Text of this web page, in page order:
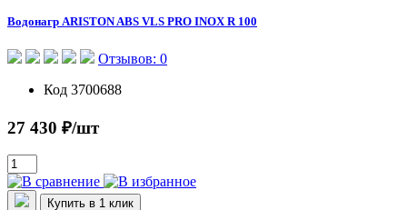
Водонагр ARISTON ABS VLS PRO INOX R 100
Отзывов: 0
Код 3700688
27 430 ₽/шт
Купить в 1 клик